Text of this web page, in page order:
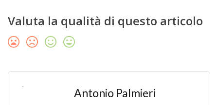
Valuta la qualità di questo articolo
Antonio Palmieri